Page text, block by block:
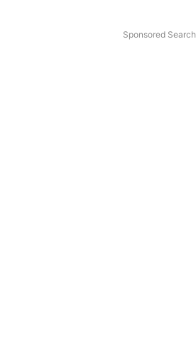
Sponsored Search